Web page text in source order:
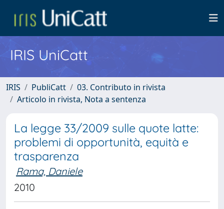
IRIS UniCatt
IRIS PubliCatt
03. Contributo in rivista
Articolo in rivista, Nota a sentenza
La legge 33/2009 sulle quote latte:
problemi di opportunità, equità e
trasparenza
Rama, Daniele
2010